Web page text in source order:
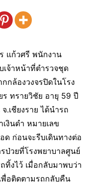
แก้วศรี พนักงาน
เจ้าหน้าที่ตำรวจชุด
กล้องวงจรปิดในโรง
ร ทรายวิชัย อายุ 59 ปี
.เชียงราย ได้นำรถ
งินดำ หมายเลข
ด ก่อนจะรีบเดินทางต่อ
ป่วยที่โรงพยาบาลศูนย์
ทิ้งไว้ เมื่อกลับมาพบว่า
พื่อติดตามรถกลับคืน